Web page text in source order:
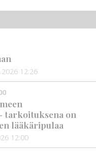
12:26
tarkoituksena on
lääkäripulaa
12:00